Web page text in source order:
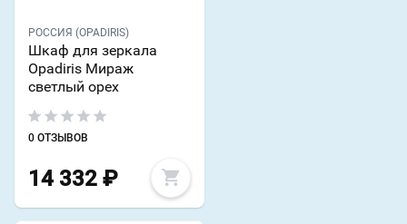
РОССИЯ (OPADIRIS)
Шкаф для зеркала
Opadiris Мираж
светлый орех
0 ОТЗЫВОВ
14 332 ₽